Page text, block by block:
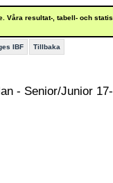
Våra resultat-, tabell- och
IBF Tillbaka
- Senior/Junior